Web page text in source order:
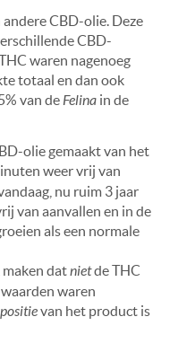
CBD-olie. Deze
CBD-
waren nagenoeg
totaal en dan ook
van deFelina in de
olie gemaakt van het
weer vrij van
nu ruim 3 jaar
van aanvallen en in de
als een normale
datnietde THC
waren
van het product is